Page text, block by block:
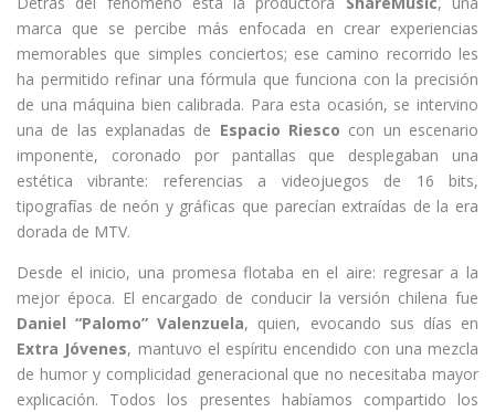
marca que se percibe más enfocada en crear experiencias
memorables que simples conciertos; ese camino recorrido les
ha permitido refinar una fórmula que funciona con la precisión
de una máquina bien calibrada. Para esta ocasión, se intervino
una de las explanadas de Espacio Riesco con un escenario
imponente, coronado por pantallas que desplegaban una
estética vibrante: referencias a videojuegos de 16 bits,
tipografías de neón y gráficas que parecían extraídas de la era
dorada de MTV.
Desde el inicio, una promesa flotaba en el aire: regresar a la
mejor época. El encargado de conducir la versión chilena fue
Daniel “Palomo” Valenzuela, quien, evocando sus días en
Extra Jóvenes, mantuvo el espíritu encendido con una mezcla
de humor y complicidad generacional que no necesitaba mayor
explicación. Todos los presentes habíamos compartido los